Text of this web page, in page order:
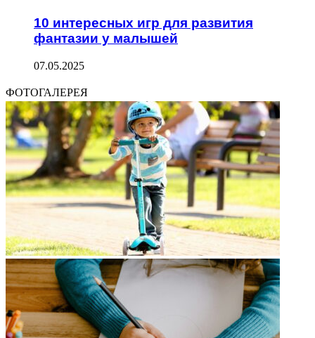
10 интересных игр для развития
фантазии у малышей
07.05.2025
ФОТОГАЛЕРЕЯ